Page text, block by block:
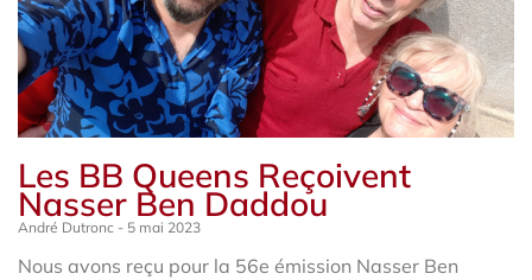
Les BB Queens Reçoivent
Nasser Ben Daddou
André Dutronc 5 mai 2023
Nous avons reçu pour la 56e émission Nasser Ben